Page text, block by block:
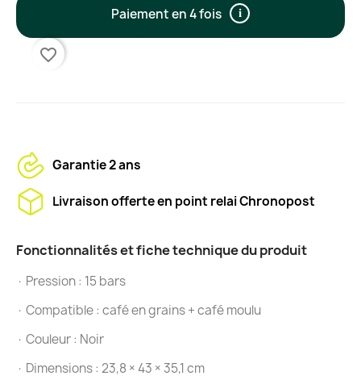
Paiement en 4 fois i
favorite_border
Garantie 2 ans
Livraison offerte en point relai Chronopost
Fonctionnalités et fiche technique du produit
· Pression : 15 bars
· Compatible : café en grains + café moulu
· Couleur : Noir
· Dimensions : 23,8 × 43 × 35,1 cm